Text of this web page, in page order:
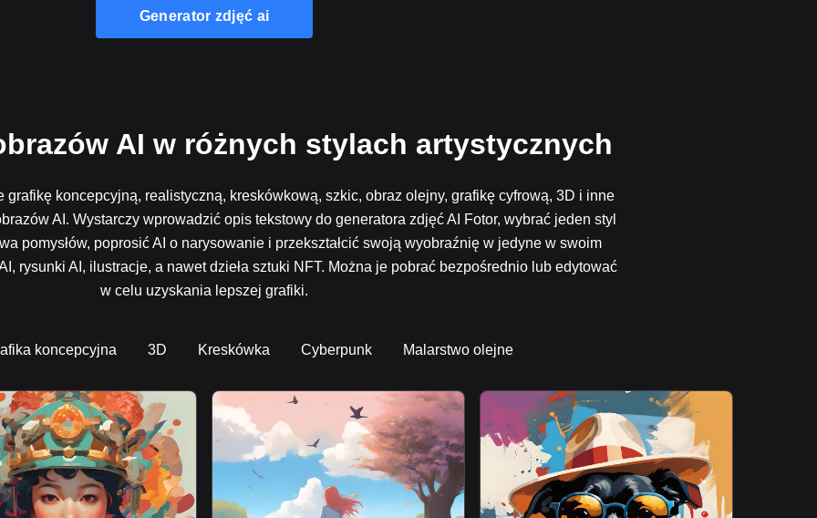
Generator zdjęć ai
AI w różnych stylach artystycznych
grafikę koncepcyjną, realistyczną, kreskówkową, szkic, obraz olejny, grafikę cyfrową, 3D i inne
AI. Wystarczy wprowadzić opis tekstowy do generatora zdjęć AI Fotor, wybrać jeden styl
pomysłów, poprosić AI o narysowanie i przekształcić swoją wyobraźnię w jedyne w swoim
rysunki AI, ilustracje, a nawet dzieła sztuki NFT. Można je pobrać bezpośrednio lub edytować
w celu uzyskania lepszej grafiki.
koncepcyjna 3D Kreskówka Cyberpunk Malarstwo olejne